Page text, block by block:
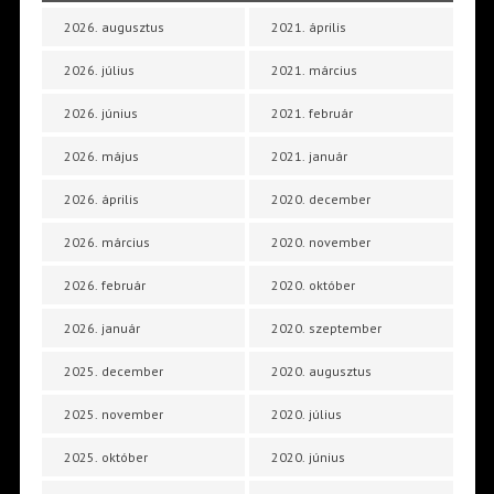
2026. augusztus
2026. július
2026. június
2026. május
2026. április
2026. március
2026. február
2026. január
2025. december
2025. november
2025. október
2021. április
2021. március
2021. február
2021. január
2020. december
2020. november
2020. október
2020. szeptember
2020. augusztus
2020. július
2020. június